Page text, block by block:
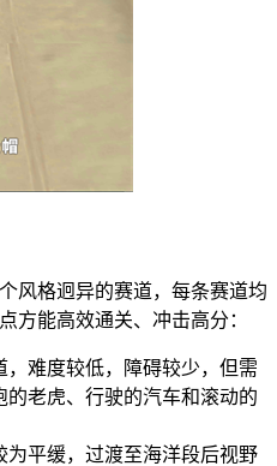
风格迥异的赛道，每条赛道均
方能高效通关、冲击高分：
，难度较低，障碍较少，但需
老虎、行驶的汽车和滚动的
为平缓，过渡至海洋段后视野